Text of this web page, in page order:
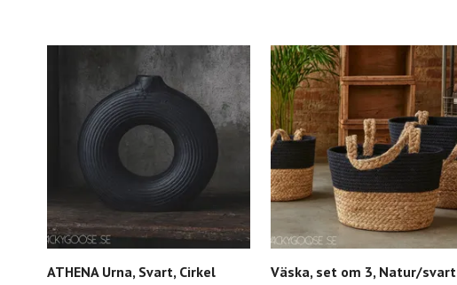
ATHENA Urna, Svart, Cirkel
Väska, set om 3, Natur/svart